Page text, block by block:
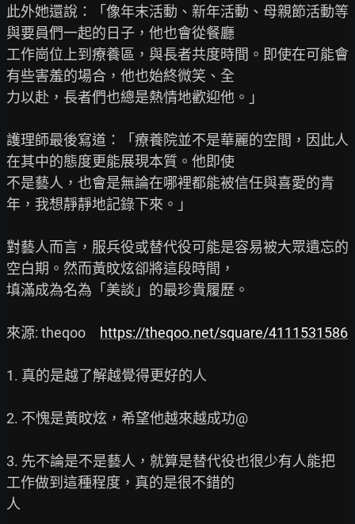
此外她還說：「像年末活動、新年活動、母親節活動等
與要員們一起的日子，他也會從餐廳
工作崗位上到療養區，與長者共度時間。即使在可能會
有些害羞的場合，他也始終微笑、全
力以赴，長者們也總是熱情地歡迎他。」
護理師最後寫道：「療養院並不是華麗的空間，因此人
在其中的態度更能展現本質。他即使
不是藝人，也會是無論在哪裡都能被信任與喜愛的青
年，我想靜靜地記錄下來。」
對藝人而言，服兵役或替代役可能是容易被大眾遺忘的
空白期。然而黃旼炫卻將這段時間，
填滿成為名為「美談」的最珍貴履歷。
來源: theqoo https://theqoo.net/square/4111531586
1. 真的是越了解越覺得更好的人
2. 不愧是黃旼炫，希望他越來越成功@
3. 先不論是不是藝人，就算是替代役也很少有人能把
工作做到這種程度，真的是很不錯的
人